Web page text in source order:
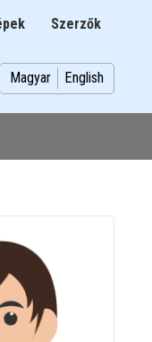
Szerzők
Magyar English